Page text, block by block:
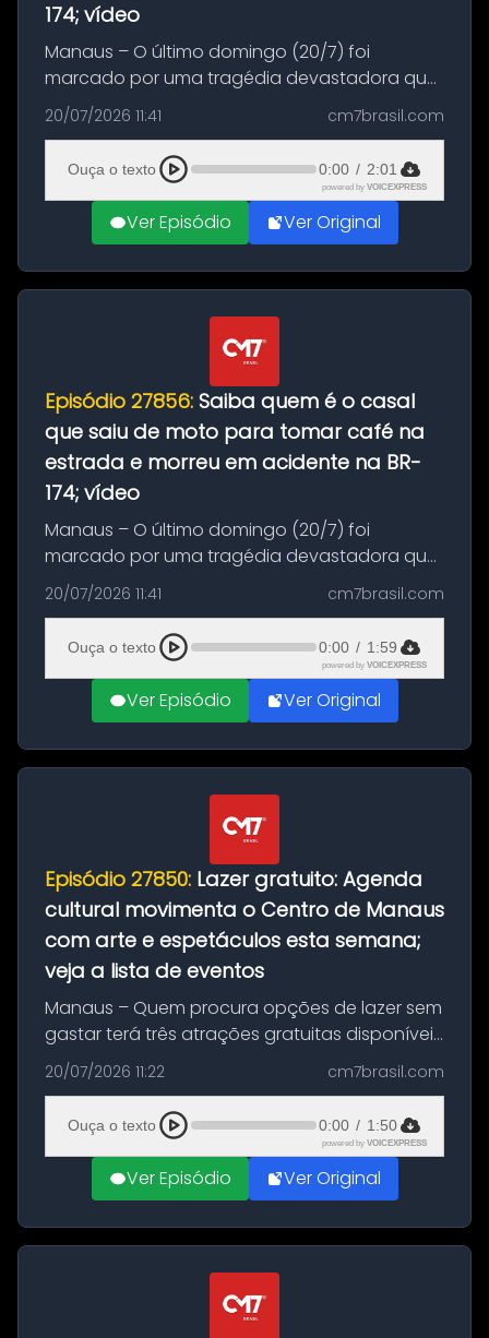
174; vídeo
Manaus – O último domingo (20/7) foi
marcado por uma tragédia devastadora que
resultou na morte precoce de dois jovens na
BR-174, na zona rural de Manaus. Um passeio
com destino a um típico café regio...
20/07/2026 11:41 cm7brasil.com
Ouça o texto 0:00 / 2:01
powered by VOICEXPRESS
Ver Episódio Ver Original
Episódio 27856: Saiba quem é o casal
que saiu de moto para tomar café na
estrada e morreu em acidente na BR-
174; vídeo
Manaus – O último domingo (20/7) foi
marcado por uma tragédia devastadora que
resultou na morte precoce de dois jovens na
BR-174, na zona rural de Manaus. Um passeio
com destino a um típico café regio...
20/07/2026 11:41 cm7brasil.com
Ouça o texto 0:00 / 1:59
powered by VOICEXPRESS
Ver Episódio Ver Original
Episódio 27850: Lazer gratuito: Agenda
cultural movimenta o Centro de Manaus
com arte e espetáculos esta semana;
veja a lista de eventos
Manaus – Quem procura opções de lazer sem
gastar terá três atrações gratuitas disponíveis
entre esta segunda-feira (20) e quinta-feira
(23). A programação inclui uma exposição
dedicada à história das ...
20/07/2026 11:22 cm7brasil.com
Ouça o texto 0:00 / 1:50
powered by VOICEXPRESS
Ver Episódio Ver Original